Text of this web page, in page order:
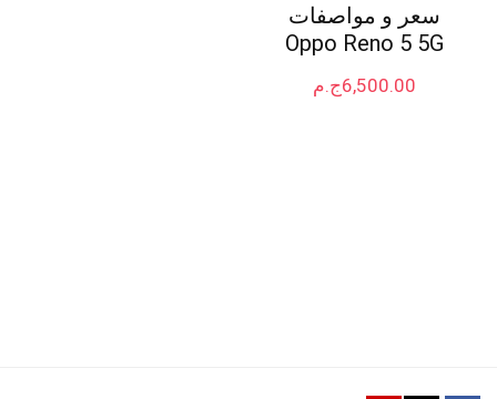
سعر و مواصفات
Oppo Reno 5 5G
ج.م6,500.00